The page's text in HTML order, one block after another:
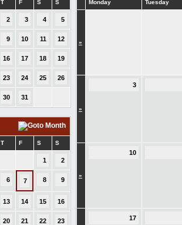
T F S S
2 3 4 5
9 10 11 12
16 17 18 19
23 24 25 26
30 31
T F S S
1 2
6 7 8 9
13 14 15 16
20 21 22 23
Monday Tuesday
»
»
3
»
10
17